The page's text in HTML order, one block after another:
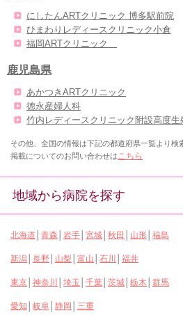
にしたんARTクリニック 博多駅前院
ひまわりレディースクリニック小倉
福岡ARTクリニック
鹿児島県
あかつきARTクリニック
徳永産婦人科
竹内レディースクリニック附設高度生
その他、全国の情報は下記の都道府県一覧より検
掲載についてのお問い合わせは こちら
地域から病院を探す
北海道 青森 岩手 宮城 秋田 山形 福島
新潟 長野 山梨 富山 石川 福井
東京 神奈川 埼玉 千葉 茨城 栃木 群馬
愛知 岐阜 静岡 三重